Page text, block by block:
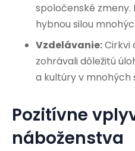
spoločenské zmeny.
hybnou silou
Vzdelávanie:Cirkvi
zohrávali dôležitú
a kultúry v mnohých
Pozitívne
náboženstva